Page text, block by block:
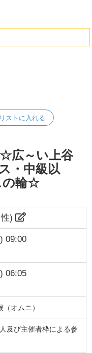
ストに入れる
☆広～い上谷
・中級以
の輪☆
)
) 09:00
) 06:05
（オムニ）
人及び主催者枠による参